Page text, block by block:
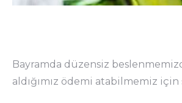
Bayramda düzensiz
aldığımız ödemi atabilmemiz